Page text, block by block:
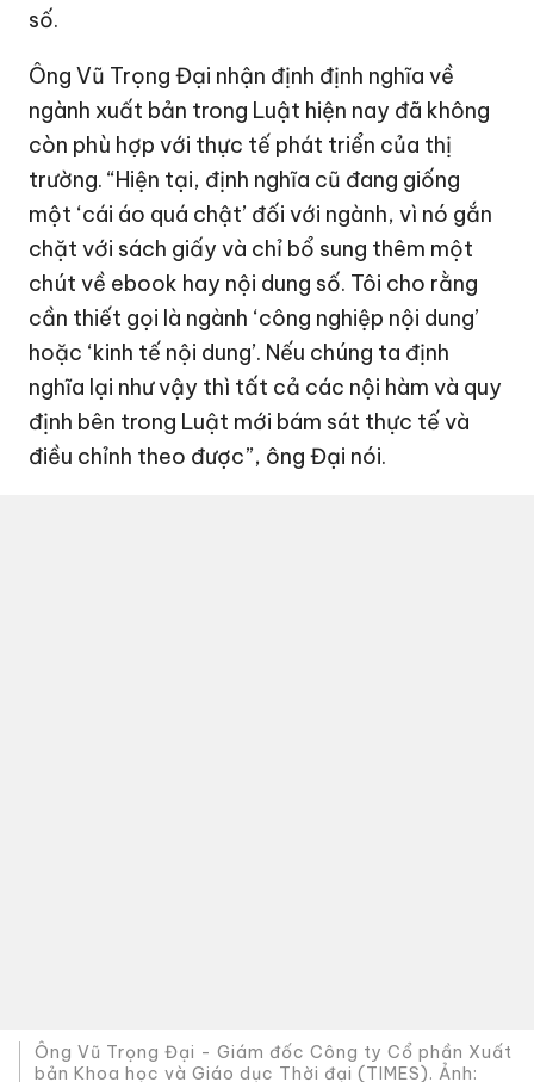
số.
Ông Vũ Trọng Đại nhận định định nghĩa về
ngành xuất bản trong Luật hiện nay đã không
còn phù hợp với thực tế phát triển của thị
trường. “Hiện tại, định nghĩa cũ đang giống
một ‘cái áo quá chật’ đối với ngành, vì nó gắn
chặt với sách giấy và chỉ bổ sung thêm một
chút về ebook hay nội dung số. Tôi cho rằng
cần thiết gọi là ngành ‘công nghiệp nội dung’
hoặc ‘kinh tế nội dung’. Nếu chúng ta định
nghĩa lại như vậy thì tất cả các nội hàm và quy
định bên trong Luật mới bám sát thực tế và
điều chỉnh theo được”, ông Đại nói.
tiếp tục trở thành rào cản đối với doanh